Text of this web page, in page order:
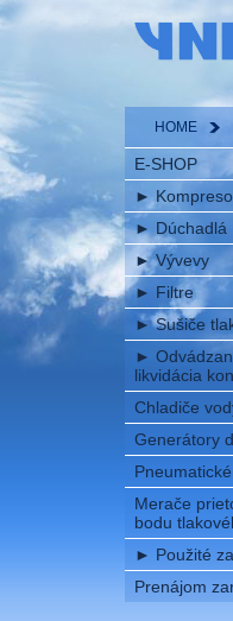
HOME
E-SHOP
►
► Dúchadlá
►Vývevy
► Filtre
►Sušiče
►
likvidácia
Chladiče
Generátory
Merače
bodu
► Použité
Prenájom